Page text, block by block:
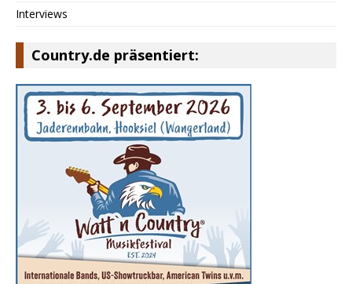
Interviews
Country.de präsentiert: